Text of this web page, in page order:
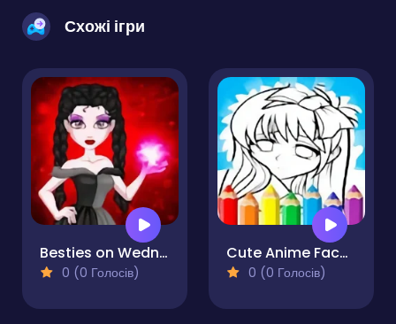
Схожі ігри
Besties on Wednesday
0 (0 Голосів)
Cute Anime Face Girls Coloring Pages
0 (0 Голосів)